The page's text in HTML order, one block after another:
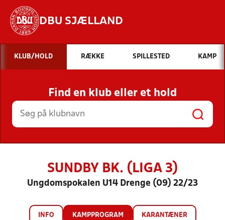
DBU SJÆLLAND
Hvad vil du søge efter?
INDHOLD OG NYHEDER
STILLINGER, RESULTATER, KLUBBER OG
HOLD
KLUB/HOLD RÆKKE SPILLESTED KAMP
Find en klub eller et hold
SUNDBY BK. (LIGA 3)
Ungdomspokalen U14 Drenge (09) 22/23
INFO KAMPPROGRAM KARANTÆNER